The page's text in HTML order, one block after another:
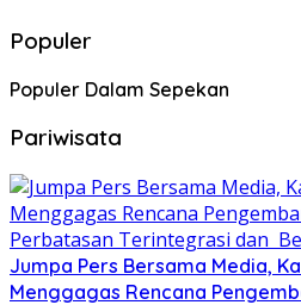
Populer
Populer Dalam Sepekan
Pariwisata
Jumpa Pers Bersama Media,
Menggagas Rencana